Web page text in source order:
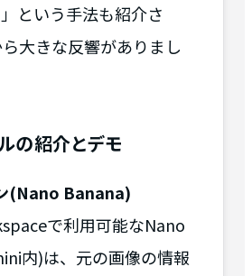
」という手法も紹介さ
大きな反響がありまし
の紹介とデモ
(Nano Banana)
で利用可能なNano
内)は、元の画像の情報